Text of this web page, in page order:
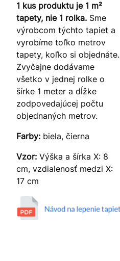
1 kus produktu je 1 m²
tapety, nie 1 rolka. Sme
výrobcom týchto tapiet a
vyrobíme toľko metrov
tapety, koľko si objednáte.
Zvyčajne dodávame
všetko v jednej rolke o
šírke 1 meter a dĺžke
zodpovedajúcej počtu
objednaných metrov.
Farby: biela, čierna
Vzor: Výška a šírka X: 8
cm, vzdialenosť medzi X:
17 cm